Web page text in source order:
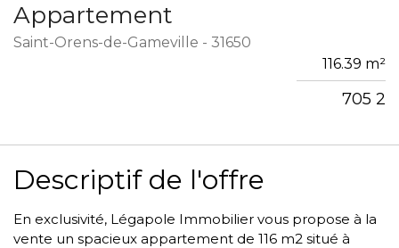
Appartement
Saint-Orens-de-Gameville - 31650
116.39 m²
705 2
Descriptif de l'offre
En exclusivité, Légapole Immobilier vous propose à la
vente un spacieux appartement de 116 m2 situé à